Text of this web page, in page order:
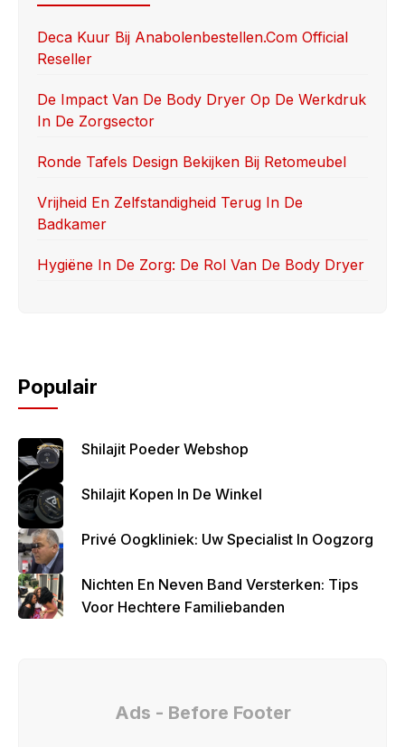
b
o
o
k
d
o
n
Deca Kuur Bij Anabolenbestellen.com Official
Reseller
De Impact Van De Body Dryer Op De Werkdruk
In De Zorgsector
Ronde Tafels Design Bekijken Bij Retomeubel
Vrijheid En Zelfstandigheid Terug In De
Badkamer
Hygiëne In De Zorg: De Rol Van De Body Dryer
Populair
Shilajit Poeder Webshop
Shilajit Kopen In De Winkel
Privé Oogkliniek: Uw Specialist In Oogzorg
Nichten En Neven Band Versterken: Tips
Voor Hechtere Familiebanden
Ads - Before Footer